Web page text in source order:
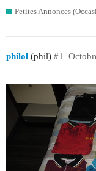
Petites Annonces
philol (phil) #1